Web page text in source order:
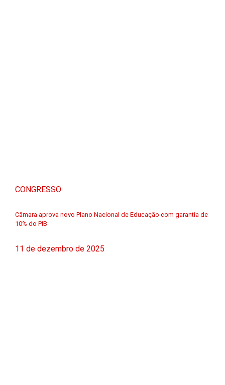
CONGRESSO
Câmara aprova novo Plano Nacional de Educação com garantia de
10% do PIB
11 de dezembro de 2025